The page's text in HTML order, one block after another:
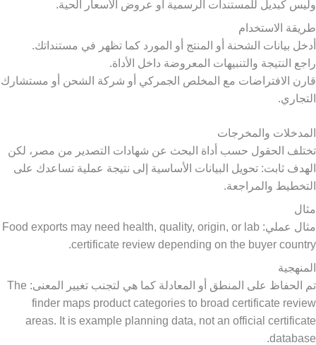
وليس كبديل للمستندات الرسمية أو عروض الأسعار الحية.
طريقة الاستخدام
أدخل بيانات الشحنة أو المنتج أو المورد كما تظهر في مستنداتك.
راجع النتيجة والتنبيهات المعروضة داخل الأداة.
قارن الافتراضات مع المخلص الجمركي أو شركة الشحن أو مستشارك
التجاري.
المدخلات والمخرجات
تختلف الحقول حسب أداة البحث عن شهادات التصدير من مصر، لكن
الهدف ثابت: تحويل البيانات الأساسية إلى نتيجة عملية تساعدك على
التخطيط والمراجعة.
مثال
مثال عملي: Food exports may need health, quality, origin, or lab
certificate review depending on the buyer country.
المنهجية
تم الحفاظ على المنطق أو المعادلة كما هي لتجنب تغيير المعنى: The
finder maps product categories to broad certificate review
areas. It is example planning data, not an official certificate
database.